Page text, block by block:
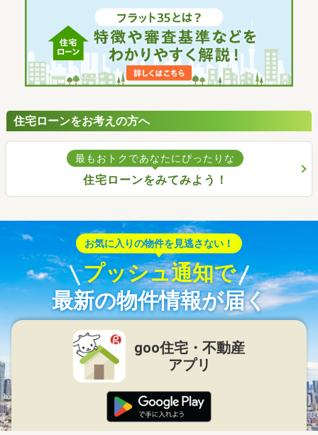
住宅ローンをお考えの方へ
最もおトクであなたにぴったりな
住宅ローンをみてみよう！
お気に入りの物件を見逃さない！
プッシュ通知で
最新の物件情報が届く
goo住宅・不動産
アプリ